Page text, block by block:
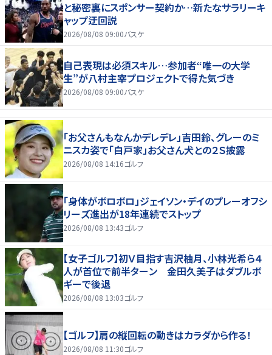
と秘密裏にスポンサー契約か‬…新たなサラリーキ
ャップ迂回説
2026/08/08 09:00バスケ
自己表現は必須スキル…参加者“唯一の大学
生”が八村主宰プロジェクトで得た気づき
2026/08/08 09:00バスケ
「お父さんもなんかデレデレ」吉田鈴、グレーのミ
ニスカ姿で「白戸家」お父さん犬との２Ｓ披露
2026/08/08 14:16ゴルフ
「身体がボロボロ」ジェイソン・デイのプレーオフシ
リーズ進出が18年連続でストップ
2026/08/08 13:43ゴルフ
【女子ゴルフ】初Ｖ目指す吉沢柚月、小林光希ら４
人が首位で前半ターン 金田久美子はダブルボ
ギーで後退
2026/08/08 13:03ゴルフ
【ゴルフ】肩の縦回転の動きはカラダから作る！
2026/08/08 11:30ゴルフ